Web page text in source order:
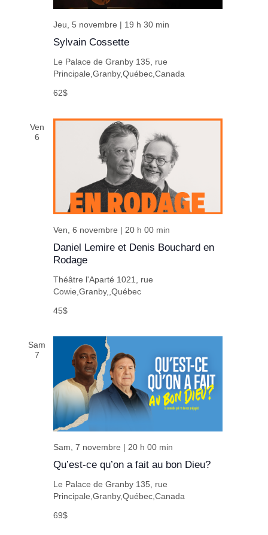
Sylvain Cossette
Jeu, 5 novembre | 19 h 30 min
Le Palace de Granby 135, rue
Principale,Granby,Québec,Canada
62$
Ven
6
Daniel Lemire et Denis Bouchard en
Rodage
Ven, 6 novembre | 20 h 00 min
Théâtre l'Aparté 1021, rue
Cowie,Granby,,Québec
45$
Sam
7
Qu’est-ce qu’on a fait au bon Dieu?
Sam, 7 novembre | 20 h 00 min
Le Palace de Granby 135, rue
Principale,Granby,Québec,Canada
69$